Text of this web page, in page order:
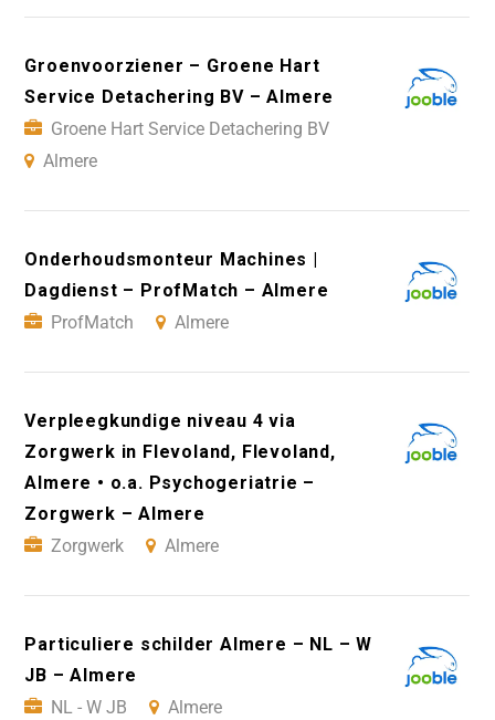
Groenvoorziener – Groene Hart
Service Detachering BV – Almere
Groene Hart Service Detachering BV
Almere
Onderhoudsmonteur Machines |
Dagdienst – ProfMatch – Almere
ProfMatch
Almere
Verpleegkundige niveau 4 via
Zorgwerk in Flevoland, Flevoland,
Almere • o.a. Psychogeriatrie –
Zorgwerk – Almere
Zorgwerk
Almere
Particuliere schilder Almere – NL – W
JB – Almere
NL - W JB
Almere